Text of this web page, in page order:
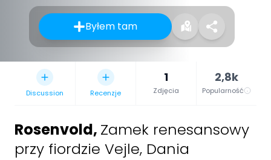
Byłem tam
Discussion Recenzje
1
Zdjęcia
2,8k
Popularność
Rosenvold, Zamek renesansowy
przy fiordzie Vejle, Dania